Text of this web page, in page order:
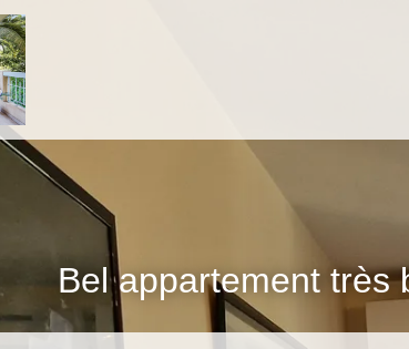
Bel appartement très